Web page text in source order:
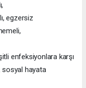
egzersiz
enfeksiyonlara karşı
sosyal hayata